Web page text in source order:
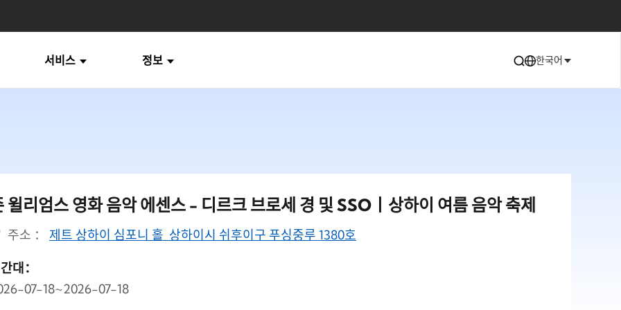
서비스 정보 한국어
윌리엄스 영화 음악 에센스 - 디르크 브로세 경 및 SSO丨상하이 여름 음악 축제
주소 ： 제트 상하이 심포니 홀 상하이시 쉬후이구 푸싱중루 1380호
대：
07-18~2026-07-18